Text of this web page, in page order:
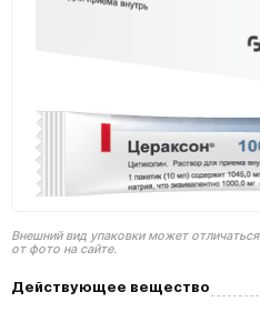
Внешний вид упаковки может отличаться
от фото на сайте.
Действующее вещество